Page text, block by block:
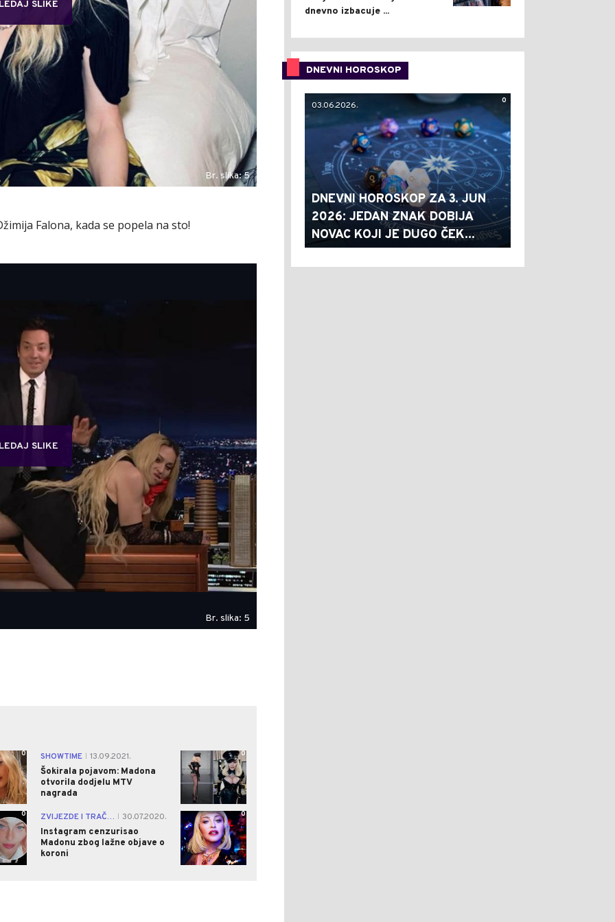
SLIKE
Br. slika: 5
Falona, kada se popela na sto!
SLIKE
Br. slika: 5
0 SHOWTIME
13.09.2021.
Šokirala pojavom: Madona
otvorila dodjelu MTV
nagrada
0
0 ZVIJEZDE I TRAČEVI
30.07.2020.
Instagram cenzurisao
Madonu zbog lažne objave o
koroni
0
dnevno izbacuje ...
DNEVNI HOROSKOP
0
03.06.2026.
DNEVNI HOROSKOP ZA 3. JUN
2026: JEDAN ZNAK DOBIJA
NOVAC KOJI JE DUGO ČEK...